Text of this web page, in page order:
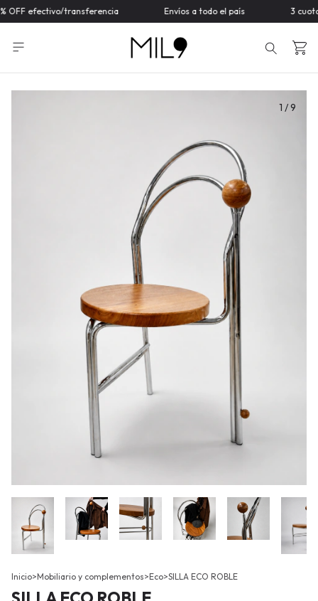
OFF efectivo/transferencia Envíos a todo el país 3
1 /9
Inicio>Mobiliario y complementos>Eco>SILLA ECO ROBLE